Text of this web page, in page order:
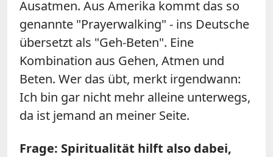
Ausatmen. Aus Amerika kommt das so
genannte "Prayerwalking" - ins Deutsche
übersetzt als "Geh-Beten". Eine
Kombination aus Gehen, Atmen und
Beten. Wer das übt, merkt irgendwann:
Ich bin gar nicht mehr alleine unterwegs,
da ist jemand an meiner Seite.
Frage: Spiritualität hilft also dabei,